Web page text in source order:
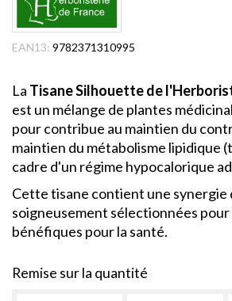
EAN13: 9782371310995
La Tisane Silhouette de
est un mélange de plantes
pour contribue au maintien du
maintien du métabolisme lipidique
cadre d'un régime hypocalorique
Cette tisane contient une synergie
soigneusement sélectionnées
bénéfiques pour la santé.
Remise sur la quantité